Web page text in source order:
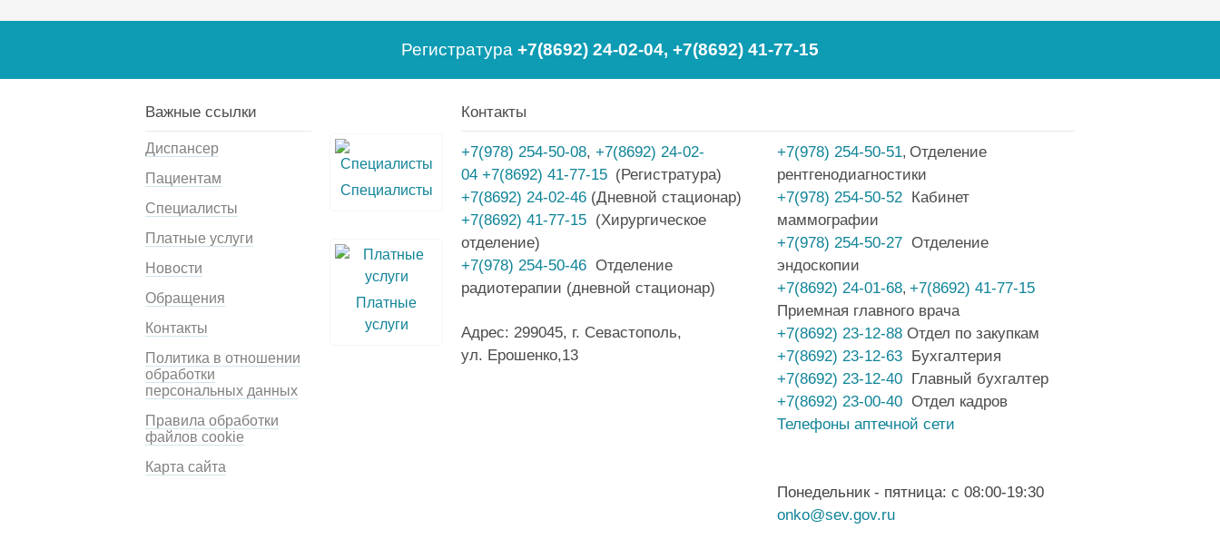
Регистратура +7(8692) 24-02-04, +7(8692) 41-77-15
Важные ссылки
Диспансер
Пациентам
Специалисты
Платные услуги
Новости
Обращения
Контакты
Политика в отношении
обработки
персональных данных
Правила обработки
файлов cookie
Карта сайта
Специалисты
Платные
услуги
Контакты
+7(978) 254-50-08, +7(8692) 24-02-
04 +7(8692) 41-77-15 (Регистратура)
+7(8692) 24-02-46 (Дневной стационар)
+7(8692) 41-77-15 (Хирургическое
отделение)
+7(978) 254-50-46 Отделение
радиотерапии (дневной стационар)
Адрес: 299045, г. Севастополь,
ул. Ерошенко,13
+7(978) 254-50-51, Отделение
рентгенодиагностики
+7(978) 254-50-52 Кабинет
маммографии
+7(978) 254-50-27 Отделение
эндоскопии
+7(8692) 24-01-68, +7(8692) 41-77-15
Приемная главного врача
+7(8692) 23-12-88 Отдел по закупкам
+7(8692) 23-12-63 Бухгалтерия
+7(8692) 23-12-40 Главный бухгалтер
+7(8692) 23-00-40 Отдел кадров
Телефоны аптечной сети
Понедельник - пятница: с 08:00-19:30
onko@sev.gov.ru